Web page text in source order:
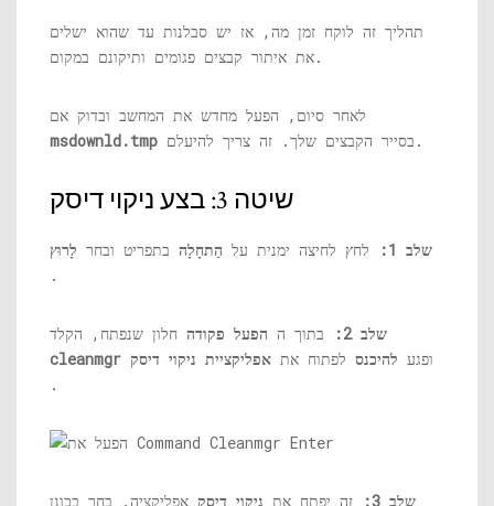
תהליך זה לוקח זמן מה, אז יש סבלנות עד שהוא ישלים
את איתור קבצים פגומים ותיקונם במקום.
לאחר סיום, הפעל מחדש את המחשב ובדוק אם
msdownld.tmp
בסייר הקבצים שלך. זה צריך להיעלם.
שיטה 3: בצע ניקוי דיסק
שלב 1: לחץ לחיצה ימנית על הַתחָלָה בתפריט ובחר לָרוּץ
.
שלב 2: בתוך ה הפעל פקודה חלון שנפתח, הקלד
cleanmgr
ופגע להיכנס לפתוח את אפליקציית ניקוי דיסק
.
שלב 3: זה יפתח את ניקוי דיסק אפליקציה. בחר בכונן